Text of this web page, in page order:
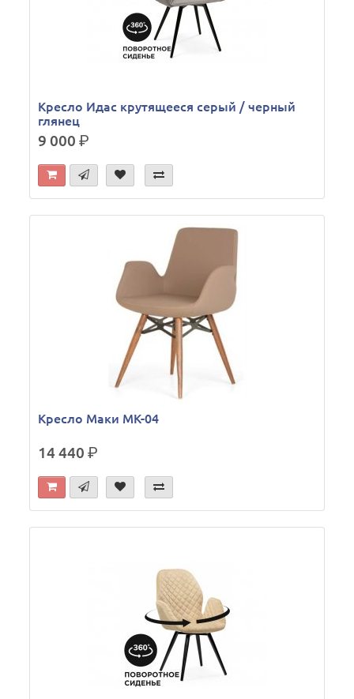
Кресло Идас крутящееся серый / черный
глянец
9 000р.
Кресло Маки МК-04
14 440р.